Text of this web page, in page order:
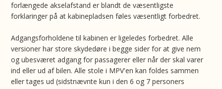
forlængede akselafstand er blandt de væsentligste
forklaringer på at kabinepladsen føles væsentligt forbedret.
Adgangsforholdene til kabinen er ligeledes forbedret. Alle
versioner har store skydedøre i begge sider for at give nem
og ubesværet adgang for passagerer eller når der skal varer
ind eller ud af bilen. Alle stole i MPV'en kan foldes sammen
eller tages ud (sidstnævnte kun i den 6 og 7 personers